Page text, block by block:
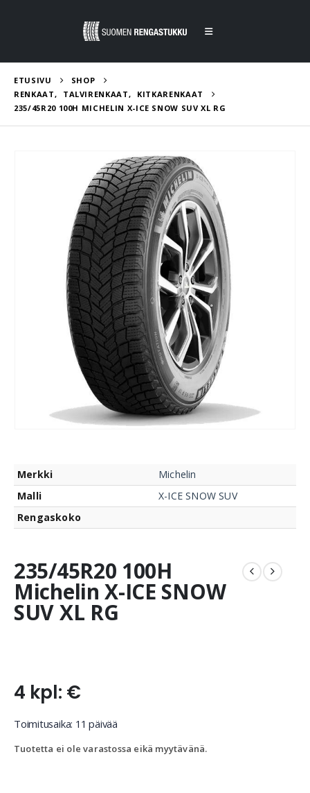
ETUSIVU
SHOP
RENKAAT, TALVIRENKAAT,
KITKARENKAAT
235/45R20 100H MICHELIN X-ICE SNOW SUV XL RG
Merkki
Michelin
Malli
X-ICE SNOW SUV
Rengaskoko
235/45R20 100H
Michelin X-ICE SNOW
SUV XL RG
4 kpl: €
Toimitusaika: 11 päivää
Tuotetta ei ole varastossa eikä myytävänä.